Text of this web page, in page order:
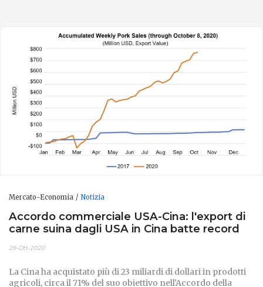
Mercato-Economia Notizia
Accordo commerciale USA-Cina: l'export di
carne suina dagli USA in Cina batte record
29-Ott-2020
La Cina ha acquistato più di 23 miliardi di dollari in prodotti
agricoli, circa il 71% del suo obiettivo nell'Accordo della